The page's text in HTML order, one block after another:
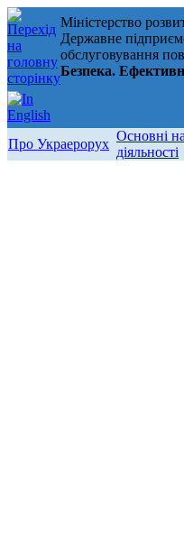
Міністерство
Державне
обслуговування
Безпека.
Про Украерорух
Основні
діяльності